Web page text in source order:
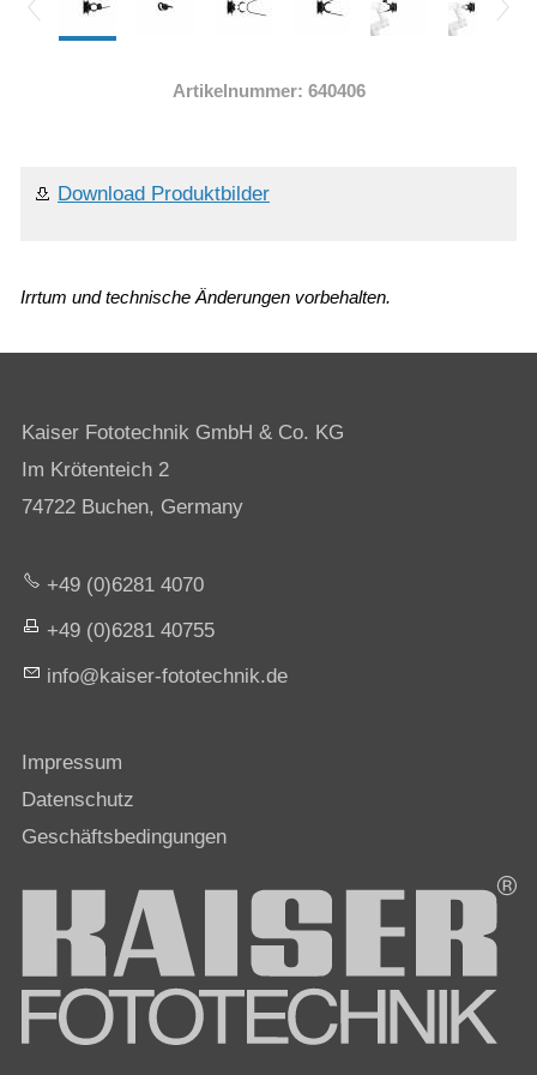
Artikelnummer: 640406
Download Produktbilder
Irrtum und technische Änderungen vorbehalten.
Kaiser Fototechnik GmbH & Co. KG
Im Krötenteich 2
74722 Buchen, Germany
+49 (0)6281 4070
+49 (0)6281 40755
nf
k s r-f t t chn k d
Impressum
Datenschutz
Geschäftsbedingungen